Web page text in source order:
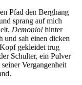
Pfad den Berghang
sprang auf mich
Demonio! hinter
und sah einen dicken
gekleidet trug
Schulter, ein Pulver
Vergangenheit